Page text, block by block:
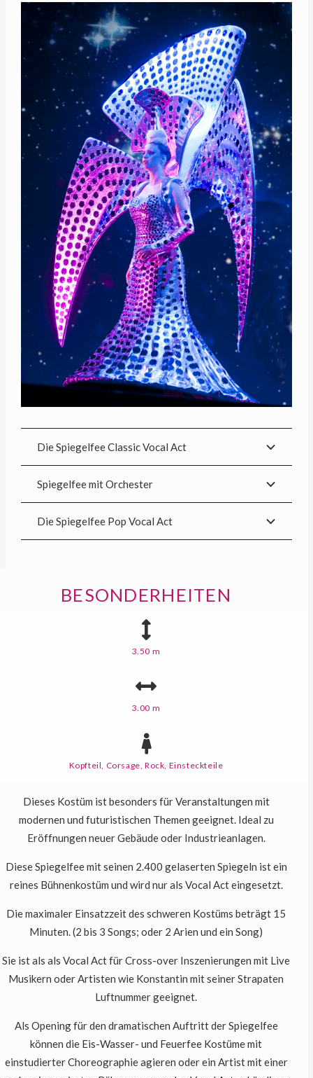
Die Spiegelfee Classic Vocal Act
Spiegelfee mit Orchester
Die Spiegelfee Pop Vocal Act
BESONDERHEITEN
3.50 m
3.00 m
Kopfteil, Corsage, Rock, Einsteckteile
Dieses Kostüm ist besonders für Veranstaltungen mit
modernen und futuristischen Themen geeignet. Ideal zu
Eröffnungen neuer Gebäude oder Industrieanlagen.
Diese Spiegelfee mit seinen 2.400 gelaserten Spiegeln ist ein
reines Bühnenkostüm und wird nur als Vocal Act eingesetzt.
Die maximaler Einsatzzeit des schweren Kostüms beträgt 15
Minuten. (2 bis 3 Songs; oder 2 Arien und ein Song)
Sie ist als als Vocal Act für Cross-over Inszenierungen mit Live
Musikern oder Artisten wie Konstantin mit seiner Strapaten
Luftnummer geeignet.
Als Opening für den dramatischen Auftritt der Spiegelfee
können die Eis-Wasser- und Feuerfee Kostüme mit
einstudierter Choreographie agieren oder ein Artist mit einer